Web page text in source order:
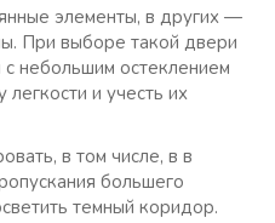
элементы, в других —
При выборе такой двери
небольшим остеклением
и учесть их
в том числе, в в
большего
темный коридор.